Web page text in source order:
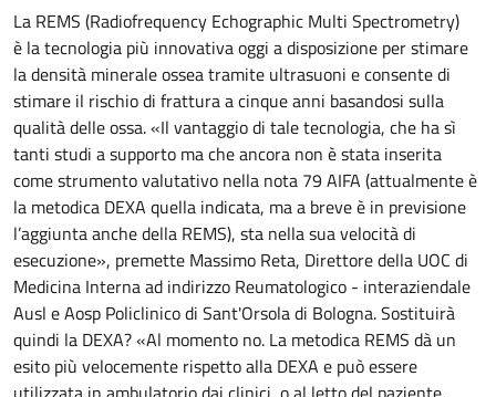
La REMS (Radiofrequency Echographic Multi Spectrometry)
è la tecnologia più innovativa oggi a disposizione per stimare
la densità minerale ossea tramite ultrasuoni e consente di
stimare il rischio di frattura a cinque anni basandosi sulla
qualità delle ossa. «Il vantaggio di tale tecnologia, che ha sì
tanti studi a supporto ma che ancora non è stata inserita
come strumento valutativo nella nota 79 AIFA (attualmente è
la metodica DEXA quella indicata, ma a breve è in previsione
l’aggiunta anche della REMS), sta nella sua velocità di
esecuzione», premette Massimo Reta, Direttore della UOC di
Medicina Interna ad indirizzo Reumatologico - interaziendale
Ausl e Aosp Policlinico di Sant'Orsola di Bologna. Sostituirà
quindi la DEXA? «Al momento no. La metodica REMS dà un
esito più velocemente rispetto alla DEXA e può essere